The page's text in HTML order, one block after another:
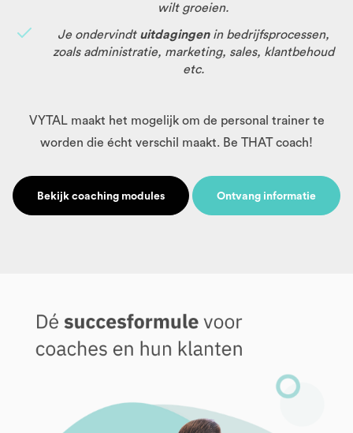
wilt groeien.
Je ondervindt uitdagingenin bedrijfsprocessen,
zoals administratie, marketing, sales, klantbehoud
etc.
VYTAL maakt het mogelijk om de personal trainer te
worden die écht verschil maakt. Be THAT coach!
Bekijk coaching modules Ontvang informatie